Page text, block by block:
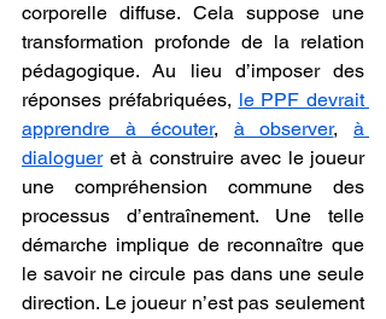
corporelle diffuse. Cela suppose une
transformation profonde de la relation
pédagogique. Au lieu d’imposer des
réponses préfabriquées, le PPF devrait
apprendre à écouter, à observer, à
dialoguer et à construire avec le joueur
une compréhension commune des
processus d’entraînement. Une telle
démarche implique de reconnaître que
le savoir ne circule pas dans une seule
direction. Le joueur n’est pas seulement